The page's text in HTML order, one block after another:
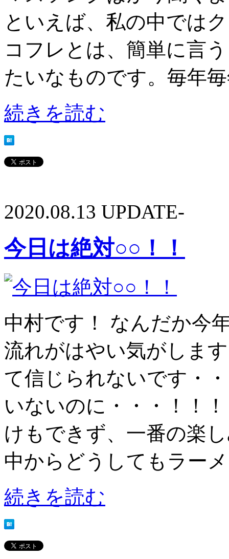
といえば、私の中では
コフレとは、簡単に言
たいなものです。毎年
続きを読む
2020.08.13 UPDATE-
今日は絶対○○！！
中村です！ なんだか今
流れがはやい気がしま
て信じられないです・
いないのに・・・！！
けもできず、一番の楽
中からどうしてもラー
続きを読む